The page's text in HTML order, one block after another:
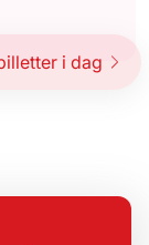
i dag